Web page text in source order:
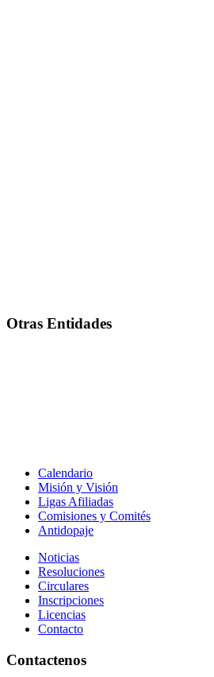
Otras Entidades
Calendario
Misión y Visión
Ligas Afiliadas
Comisiones y Comités
Antidopaje
Noticias
Resoluciones
Circulares
Inscripciones
Licencias
Contacto
Contactenos